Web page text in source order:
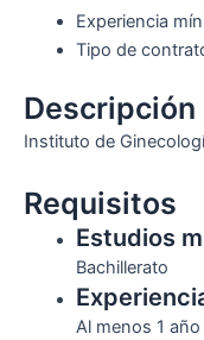
Experiencia
Tipo de
Descripción
Instituto de
Requisitos
Estudios
Bachillerato
Al menos 1 año